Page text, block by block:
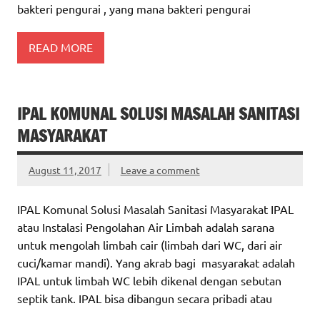
bakteri pengurai , yang mana bakteri pengurai
READ MORE
IPAL KOMUNAL SOLUSI MASALAH SANITASI
MASYARAKAT
August 11, 2017 Leave a comment
IPAL Komunal Solusi Masalah Sanitasi Masyarakat IPAL
atau Instalasi Pengolahan Air Limbah adalah sarana
untuk mengolah limbah cair (limbah dari WC, dari air
cuci/kamar mandi). Yang akrab bagi masyarakat adalah
IPAL untuk limbah WC lebih dikenal dengan sebutan
septik tank. IPAL bisa dibangun secara pribadi atau